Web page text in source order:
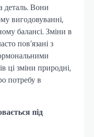
деталь. Вони
вигодовуванні,
балансі. Зміни в
пов’язані з
ці зміни природні,
потребу в
під